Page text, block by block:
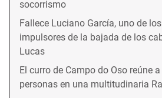
socorrismo
Fallece Luciano García, uno de
impulsores de la bajada de los
Lucas
El curro de Campo do Oso reúne
personas en una multitudinaria